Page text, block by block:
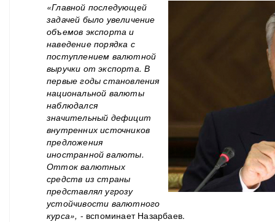
«Главной последующей
задачей было увеличение
объемов экспорта и
наведение порядка с
поступлением валютной
выручки от экспорта. В
первые годы становления
национальной валюты
наблюдался
значительный дефицит
внутренних источников
предложения
иностранной валюты.
Отток валютных
средств из страны
представлял угрозу
устойчивости валютного
курса», - вспоминает Назарбаев.